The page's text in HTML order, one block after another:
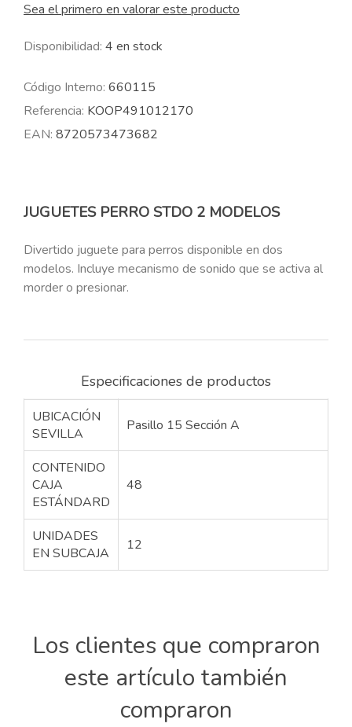
Sea el primero en valorar este producto
Disponibilidad: 4 en stock
Código Interno: 660115
Referencia: KOOP491012170
EAN: 8720573473682
JUGUETES PERRO STDO 2 MODELOS
Divertido juguete para perros disponible en dos
modelos. Incluye mecanismo de sonido que se activa al
morder o presionar.
Especificaciones de productos
UBICACIÓN
SEVILLA
Pasillo 15 Sección A
CONTENIDO
CAJA
ESTÁNDARD
48
UNIDADES
EN SUBCAJA
12
Los clientes que compraron
este artículo también
compraron